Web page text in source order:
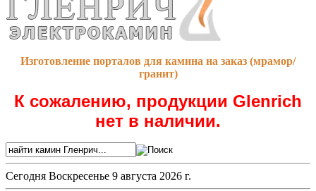
Изготовление порталов для камина на заказ (мрамор/
гранит)
К сожалению, продукции Glenrich
нет в наличии.
Сегодня Воскресенье 9 августа 2026 г.